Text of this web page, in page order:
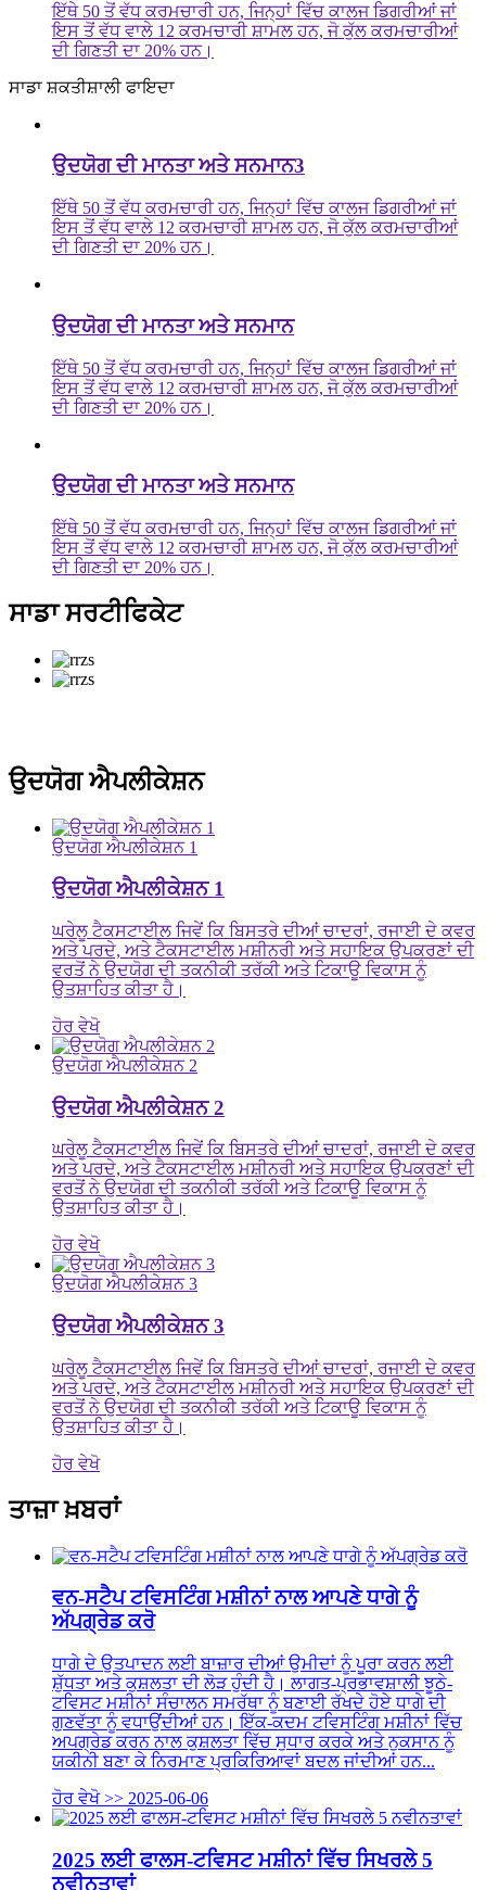
ਇੱਥੇ 50 ਤੋਂ ਵੱਧ ਕਰਮਚਾਰੀ ਹਨ, ਜਿਨ੍ਹਾਂ ਵਿੱਚ ਕਾਲਜ ਡਿਗਰੀਆਂ ਜਾਂ
ਇਸ ਤੋਂ ਵੱਧ ਵਾਲੇ 12 ਕਰਮਚਾਰੀ ਸ਼ਾਮਲ ਹਨ, ਜੋ ਕੁੱਲ ਕਰਮਚਾਰੀਆਂ
ਦੀ ਗਿਣਤੀ ਦਾ 20% ਹਨ।
ਸਾਡਾ ਸ਼ਕਤੀਸ਼ਾਲੀ ਫਾਇਦਾ
ਉਦਯੋਗ ਦੀ ਮਾਨਤਾ ਅਤੇ ਸਨਮਾਨ3
ਇੱਥੇ 50 ਤੋਂ ਵੱਧ ਕਰਮਚਾਰੀ ਹਨ, ਜਿਨ੍ਹਾਂ ਵਿੱਚ ਕਾਲਜ ਡਿਗਰੀਆਂ ਜਾਂ
ਇਸ ਤੋਂ ਵੱਧ ਵਾਲੇ 12 ਕਰਮਚਾਰੀ ਸ਼ਾਮਲ ਹਨ, ਜੋ ਕੁੱਲ ਕਰਮਚਾਰੀਆਂ
ਦੀ ਗਿਣਤੀ ਦਾ 20% ਹਨ।
ਉਦਯੋਗ ਦੀ ਮਾਨਤਾ ਅਤੇ ਸਨਮਾਨ
ਇੱਥੇ 50 ਤੋਂ ਵੱਧ ਕਰਮਚਾਰੀ ਹਨ, ਜਿਨ੍ਹਾਂ ਵਿੱਚ ਕਾਲਜ ਡਿਗਰੀਆਂ ਜਾਂ
ਇਸ ਤੋਂ ਵੱਧ ਵਾਲੇ 12 ਕਰਮਚਾਰੀ ਸ਼ਾਮਲ ਹਨ, ਜੋ ਕੁੱਲ ਕਰਮਚਾਰੀਆਂ
ਦੀ ਗਿਣਤੀ ਦਾ 20% ਹਨ।
ਉਦਯੋਗ ਦੀ ਮਾਨਤਾ ਅਤੇ ਸਨਮਾਨ
ਇੱਥੇ 50 ਤੋਂ ਵੱਧ ਕਰਮਚਾਰੀ ਹਨ, ਜਿਨ੍ਹਾਂ ਵਿੱਚ ਕਾਲਜ ਡਿਗਰੀਆਂ ਜਾਂ
ਇਸ ਤੋਂ ਵੱਧ ਵਾਲੇ 12 ਕਰਮਚਾਰੀ ਸ਼ਾਮਲ ਹਨ, ਜੋ ਕੁੱਲ ਕਰਮਚਾਰੀਆਂ
ਦੀ ਗਿਣਤੀ ਦਾ 20% ਹਨ।
ਸਾਡਾ ਸਰਟੀਫਿਕੇਟ
ਉਦਯੋਗ ਐਪਲੀਕੇਸ਼ਨ
ਉਦਯੋਗ ਐਪਲੀਕੇਸ਼ਨ 1
ਉਦਯੋਗ ਐਪਲੀਕੇਸ਼ਨ 1
ਘਰੇਲੂ ਟੈਕਸਟਾਈਲ ਜਿਵੇਂ ਕਿ ਬਿਸਤਰੇ ਦੀਆਂ ਚਾਦਰਾਂ, ਰਜਾਈ ਦੇ ਕਵਰ
ਅਤੇ ਪਰਦੇ, ਅਤੇ ਟੈਕਸਟਾਈਲ ਮਸ਼ੀਨਰੀ ਅਤੇ ਸਹਾਇਕ ਉਪਕਰਣਾਂ ਦੀ
ਵਰਤੋਂ ਨੇ ਉਦਯੋਗ ਦੀ ਤਕਨੀਕੀ ਤਰੱਕੀ ਅਤੇ ਟਿਕਾਊ ਵਿਕਾਸ ਨੂੰ
ਉਤਸ਼ਾਹਿਤ ਕੀਤਾ ਹੈ।
ਹੋਰ ਵੇਖੋ
ਉਦਯੋਗ ਐਪਲੀਕੇਸ਼ਨ 2
ਉਦਯੋਗ ਐਪਲੀਕੇਸ਼ਨ 2
ਘਰੇਲੂ ਟੈਕਸਟਾਈਲ ਜਿਵੇਂ ਕਿ ਬਿਸਤਰੇ ਦੀਆਂ ਚਾਦਰਾਂ, ਰਜਾਈ ਦੇ ਕਵਰ
ਅਤੇ ਪਰਦੇ, ਅਤੇ ਟੈਕਸਟਾਈਲ ਮਸ਼ੀਨਰੀ ਅਤੇ ਸਹਾਇਕ ਉਪਕਰਣਾਂ ਦੀ
ਵਰਤੋਂ ਨੇ ਉਦਯੋਗ ਦੀ ਤਕਨੀਕੀ ਤਰੱਕੀ ਅਤੇ ਟਿਕਾਊ ਵਿਕਾਸ ਨੂੰ
ਉਤਸ਼ਾਹਿਤ ਕੀਤਾ ਹੈ।
ਹੋਰ ਵੇਖੋ
ਉਦਯੋਗ ਐਪਲੀਕੇਸ਼ਨ 3
ਉਦਯੋਗ ਐਪਲੀਕੇਸ਼ਨ 3
ਘਰੇਲੂ ਟੈਕਸਟਾਈਲ ਜਿਵੇਂ ਕਿ ਬਿਸਤਰੇ ਦੀਆਂ ਚਾਦਰਾਂ, ਰਜਾਈ ਦੇ ਕਵਰ
ਅਤੇ ਪਰਦੇ, ਅਤੇ ਟੈਕਸਟਾਈਲ ਮਸ਼ੀਨਰੀ ਅਤੇ ਸਹਾਇਕ ਉਪਕਰਣਾਂ ਦੀ
ਵਰਤੋਂ ਨੇ ਉਦਯੋਗ ਦੀ ਤਕਨੀਕੀ ਤਰੱਕੀ ਅਤੇ ਟਿਕਾਊ ਵਿਕਾਸ ਨੂੰ
ਉਤਸ਼ਾਹਿਤ ਕੀਤਾ ਹੈ।
ਹੋਰ ਵੇਖੋ
ਤਾਜ਼ਾ ਖ਼ਬਰਾਂ
ਵਨ-ਸਟੈਪ ਟਵਿਸਟਿੰਗ ਮਸ਼ੀਨਾਂ ਨਾਲ ਆਪਣੇ ਧਾਗੇ ਨੂੰ
ਅੱਪਗ੍ਰੇਡ ਕਰੋ
ਧਾਗੇ ਦੇ ਉਤਪਾਦਨ ਲਈ ਬਾਜ਼ਾਰ ਦੀਆਂ ਉਮੀਦਾਂ ਨੂੰ ਪੂਰਾ ਕਰਨ ਲਈ
ਸ਼ੁੱਧਤਾ ਅਤੇ ਕੁਸ਼ਲਤਾ ਦੀ ਲੋੜ ਹੁੰਦੀ ਹੈ। ਲਾਗਤ-ਪ੍ਰਭਾਵਸ਼ਾਲੀ ਝੂਠੇ-
ਟਵਿਸਟ ਮਸ਼ੀਨਾਂ ਸੰਚਾਲਨ ਸਮਰੱਥਾ ਨੂੰ ਬਣਾਈ ਰੱਖਦੇ ਹੋਏ ਧਾਗੇ ਦੀ
ਗੁਣਵੱਤਾ ਨੂੰ ਵਧਾਉਂਦੀਆਂ ਹਨ। ਇੱਕ-ਕਦਮ ਟਵਿਸਟਿੰਗ ਮਸ਼ੀਨਾਂ ਵਿੱਚ
ਅਪਗ੍ਰੇਡ ਕਰਨ ਨਾਲ ਕੁਸ਼ਲਤਾ ਵਿੱਚ ਸੁਧਾਰ ਕਰਕੇ ਅਤੇ ਨੁਕਸਾਨ ਨੂੰ
ਯਕੀਨੀ ਬਣਾ ਕੇ ਨਿਰਮਾਣ ਪ੍ਰਕਿਰਿਆਵਾਂ ਬਦਲ ਜਾਂਦੀਆਂ ਹਨ...
ਹੋਰ ਵੇਖੋ >> 2025-06-06
2025 ਲਈ ਫਾਲਸ-ਟਵਿਸਟ ਮਸ਼ੀਨਾਂ ਵਿੱਚ ਸਿਖਰਲੇ 5
ਨਵੀਨਤਾਵਾਂ